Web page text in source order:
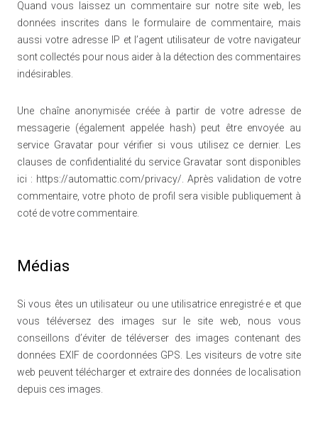
Quand vous laissez un commentaire sur notre site web, les
données inscrites dans le formulaire de commentaire, mais
aussi votre adresse IP et l’agent utilisateur de votre navigateur
sont collectés pour nous aider à la détection des commentaires
indésirables.
Une chaîne anonymisée créée à partir de votre adresse de
messagerie (également appelée hash) peut être envoyée au
service Gravatar pour vérifier si vous utilisez ce dernier. Les
clauses de confidentialité du service Gravatar sont disponibles
ici : https://automattic.com/privacy/. Après validation de votre
commentaire, votre photo de profil sera visible publiquement à
coté de votre commentaire.
Médias
Si vous êtes un utilisateur ou une utilisatrice enregistré·e et que
vous téléversez des images sur le site web, nous vous
conseillons d’éviter de téléverser des images contenant des
données EXIF de coordonnées GPS. Les visiteurs de votre site
web peuvent télécharger et extraire des données de localisation
depuis ces images.